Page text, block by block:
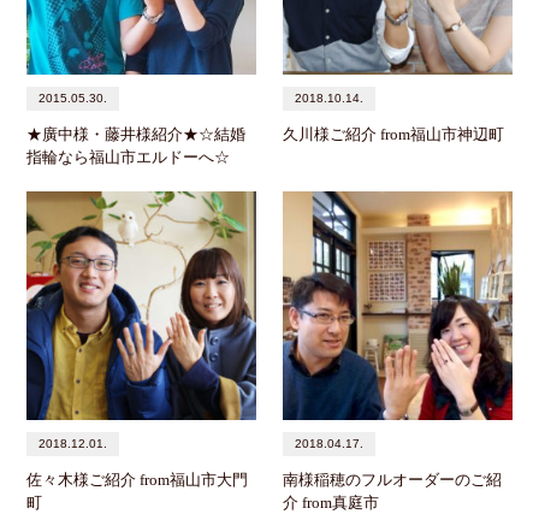
2015.05.30.
★廣中様・藤井様紹介★☆結婚
指輪なら福山市エルドーへ☆
2018.10.14.
久川様ご紹介 from福山市神辺町
2018.12.01.
佐々木様ご紹介 from福山市大門
町
2018.04.17.
南様稲穂のフルオーダーのご紹
介 from真庭市